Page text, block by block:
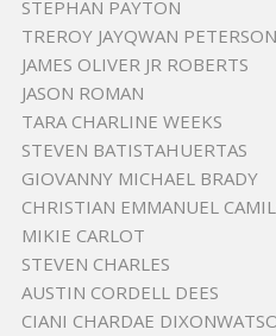
STEPHAN PAYTON
TREROY JAYQWAN PETERSON
JAMES OLIVER JR ROBERTS
JASON ROMAN
TARA CHARLINE WEEKS
STEVEN BATISTAHUERTAS
GIOVANNY MICHAEL BRADY
CHRISTIAN EMMANUEL
MIKIE CARLOT
STEVEN CHARLES
AUSTIN CORDELL DEES
CIANI CHARDAE